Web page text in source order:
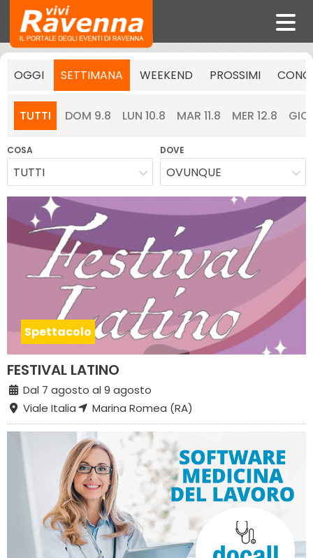
OGGI SETTIMANA WEEKEND PROSSIMI
TUTTI DOM 9.8 LUN 10.8 MAR 11.8 MER 12.8 GIO
COSA
TUTTI
DOVE
OVUNQUE
Spettacolo
FESTIVAL LATINO
Dal 7 agosto al 9 agosto
Viale Italia
Marina Romea (RA)